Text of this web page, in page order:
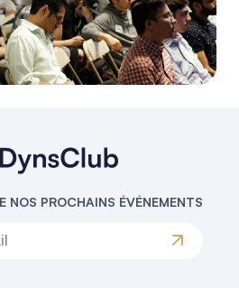
NOS PROCHAINS ÉVÉNEMENTS